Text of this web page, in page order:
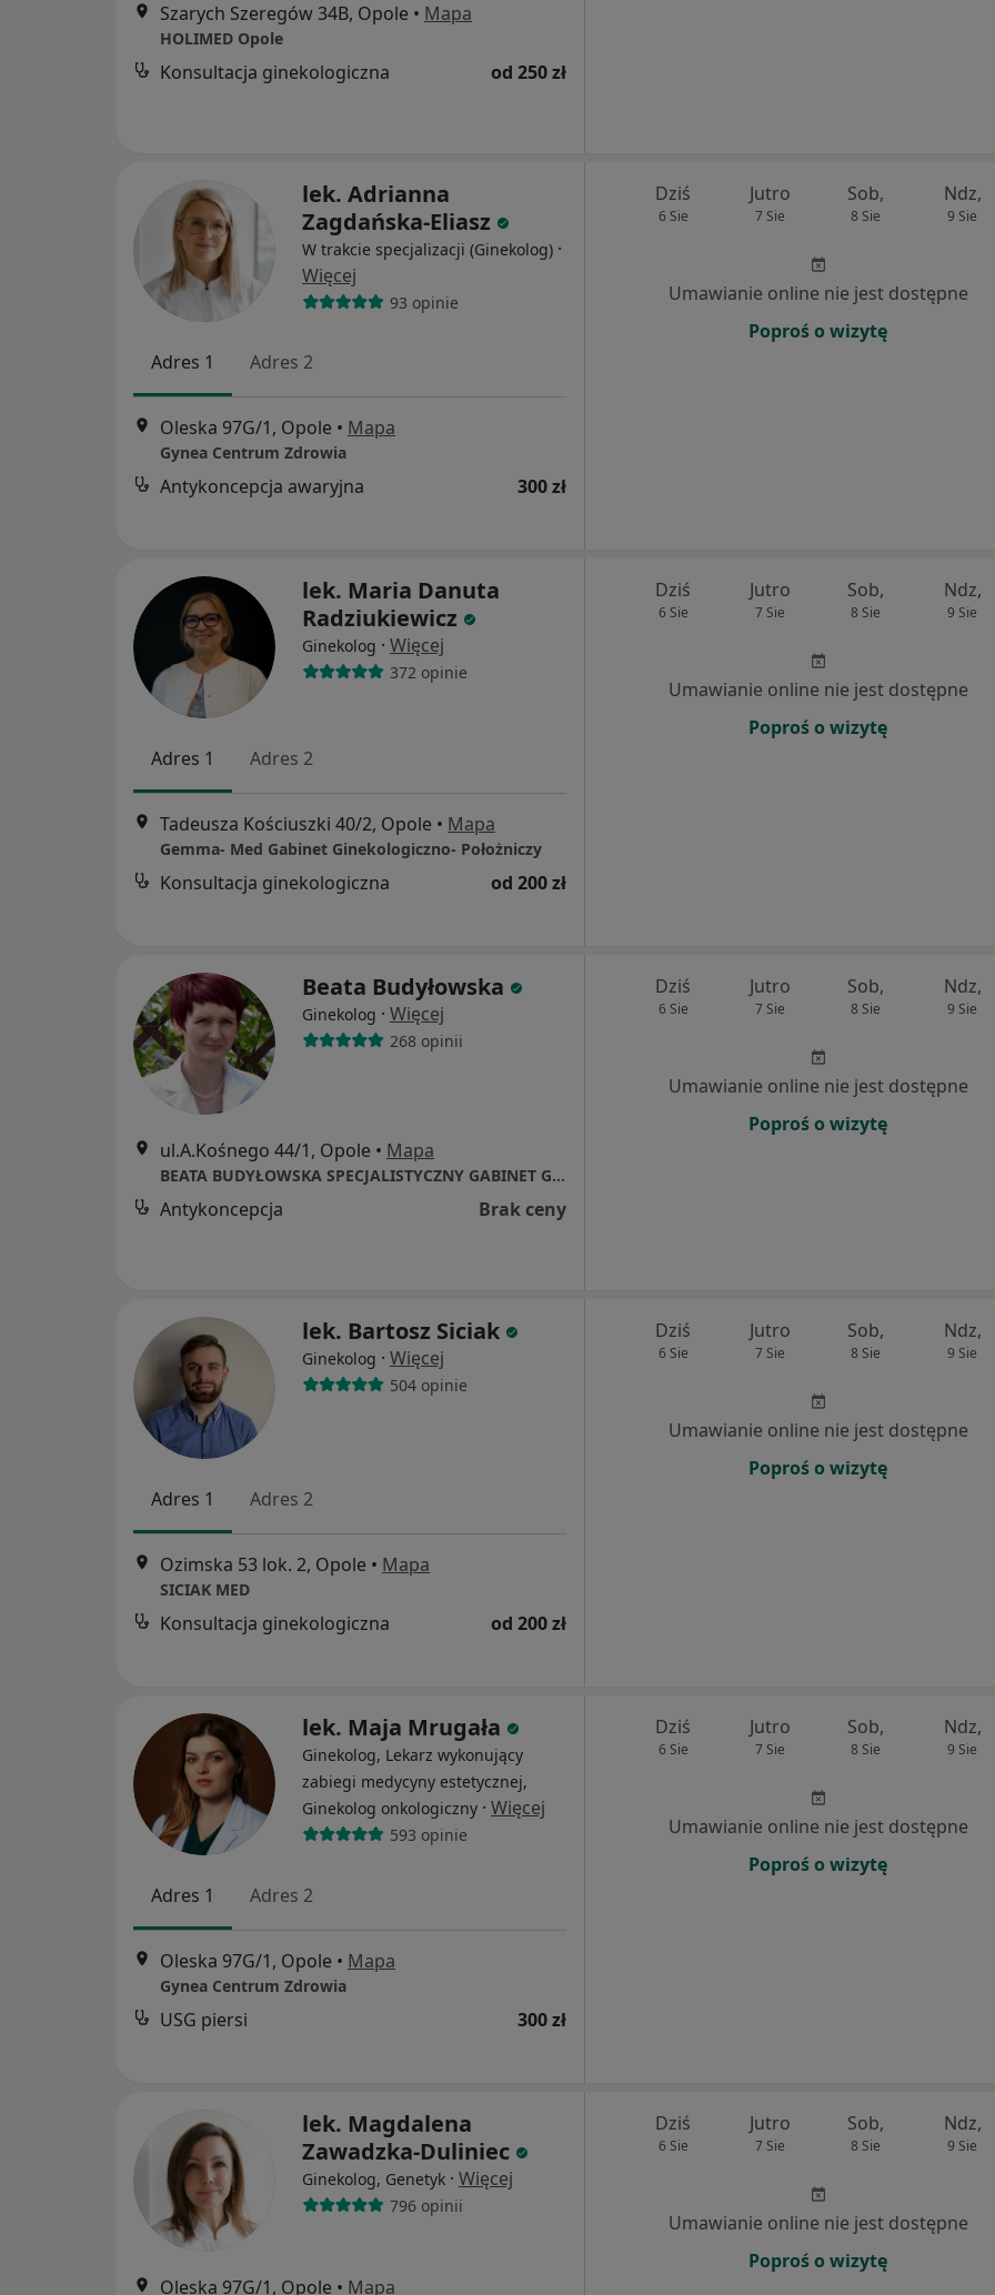
Szarych Szeregów 34B, Opole • Mapa
HOLIMED Opole
Konsultacja ginekologiczna od 250 zł
lek. Adrianna
Zagdańska-Eliasz
W trakcie specjalizacji (Ginekolog) ·
Więcej
93 opinie
Adres 1 Adres 2
Oleska 97G/1, Opole • Mapa
Gynea Centrum Zdrowia
Antykoncepcja awaryjna 300 zł
Dziś
6 Sie
Jutro
7 Sie
Sob,
8 Sie
Ndz,
9 Sie
Umawianie online nie jest dostępne
Poproś o wizytę
lek. Maria Danuta
Radziukiewicz
Ginekolog · Więcej
372 opinie
Adres 1 Adres 2
Tadeusza Kościuszki 40/2, Opole • Mapa
Gemma- Med Gabinet Ginekologiczno- Położniczy
Konsultacja ginekologiczna od 200 zł
Dziś
6 Sie
Jutro
7 Sie
Sob,
8 Sie
Ndz,
9 Sie
Umawianie online nie jest dostępne
Poproś o wizytę
Beata Budyłowska
Ginekolog · Więcej
268 opinii
ul.A.Kośnego 44/1, Opole • Mapa
BEATA BUDYŁOWSKA SPECJALISTYCZNY GABINET GINEKOLOGICZNO POŁOŻNICZY
Antykoncepcja Brak ceny
Dziś
6 Sie
Jutro
7 Sie
Sob,
8 Sie
Ndz,
9 Sie
Umawianie online nie jest dostępne
Poproś o wizytę
lek. Bartosz Siciak
Ginekolog · Więcej
504 opinie
Adres 1 Adres 2
Ozimska 53 lok. 2, Opole • Mapa
SICIAK MED
Konsultacja ginekologiczna od 200 zł
Dziś
6 Sie
Jutro
7 Sie
Sob,
8 Sie
Ndz,
9 Sie
Umawianie online nie jest dostępne
Poproś o wizytę
lek. Maja Mrugała
Ginekolog, Lekarz wykonujący
zabiegi medycyny estetycznej,
Ginekolog onkologiczny · Więcej
593 opinie
Adres 1 Adres 2
Oleska 97G/1, Opole • Mapa
Gynea Centrum Zdrowia
USG piersi 300 zł
Dziś
6 Sie
Jutro
7 Sie
Sob,
8 Sie
Ndz,
9 Sie
Umawianie online nie jest dostępne
Poproś o wizytę
lek. Magdalena
Zawadzka-Duliniec
Ginekolog, Genetyk · Więcej
796 opinii
Oleska 97G/1, Opole • Mapa
Dziś
6 Sie
Jutro
7 Sie
Sob,
8 Sie
Ndz,
9 Sie
Umawianie online nie jest dostępne
Poproś o wizytę